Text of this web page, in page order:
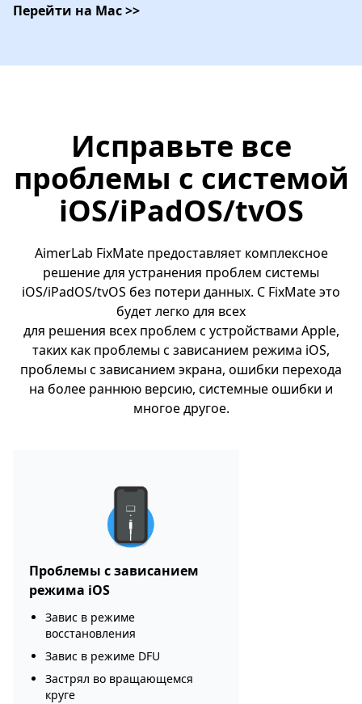
Перейти на Mac >>
Исправьте все
проблемы с системой
iOS/iPadOS/tvOS
AimerLab FixMate предоставляет комплексное
решение для устранения проблем системы
iOS/iPadOS/tvOS без потери данных. С FixMate это
будет легко для всех
для решения всех проблем с устройствами Apple,
таких как проблемы с зависанием режима iOS,
проблемы с зависанием экрана, ошибки перехода
на более раннюю версию, системные ошибки и
многое другое.
Проблемы с зависанием
режима iOS
Завис в режиме
восстановления
Завис в режиме DFU
Застрял во вращающемся
круге